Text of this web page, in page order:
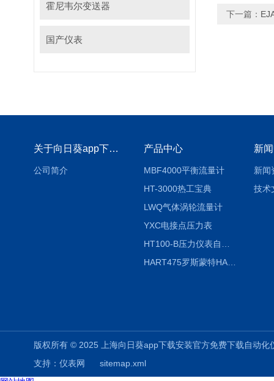
霍尼韦尔变送器
国产仪表
下一篇：
关于向日葵app下载安装官方免费下载
公司简介
产品中心
MBF4000平衡流量计
HT-3000热工宝典
LWQ气体涡轮流量计
YXC电接点压力表
HART475罗斯蒙特HART475手操器
新
新闻
技术
版权所有 © 2025 上海向日葵app下载安装官方免费下载自
支持： 仪表网
sitemap.xml